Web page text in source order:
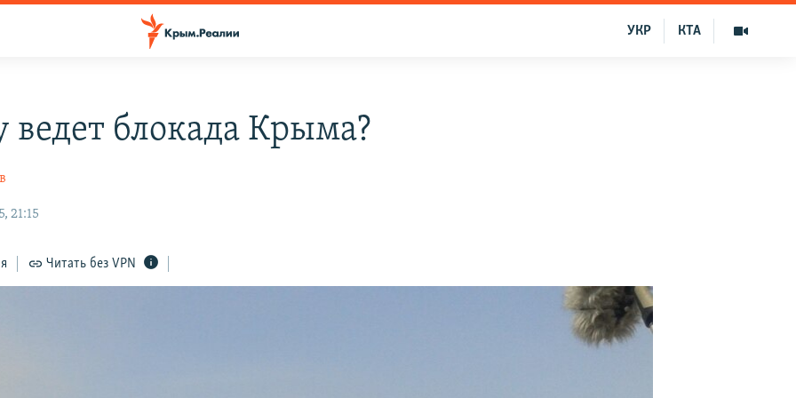
КТА
УКР
ведет блокада Крыма?
21:15
Читать без VPN